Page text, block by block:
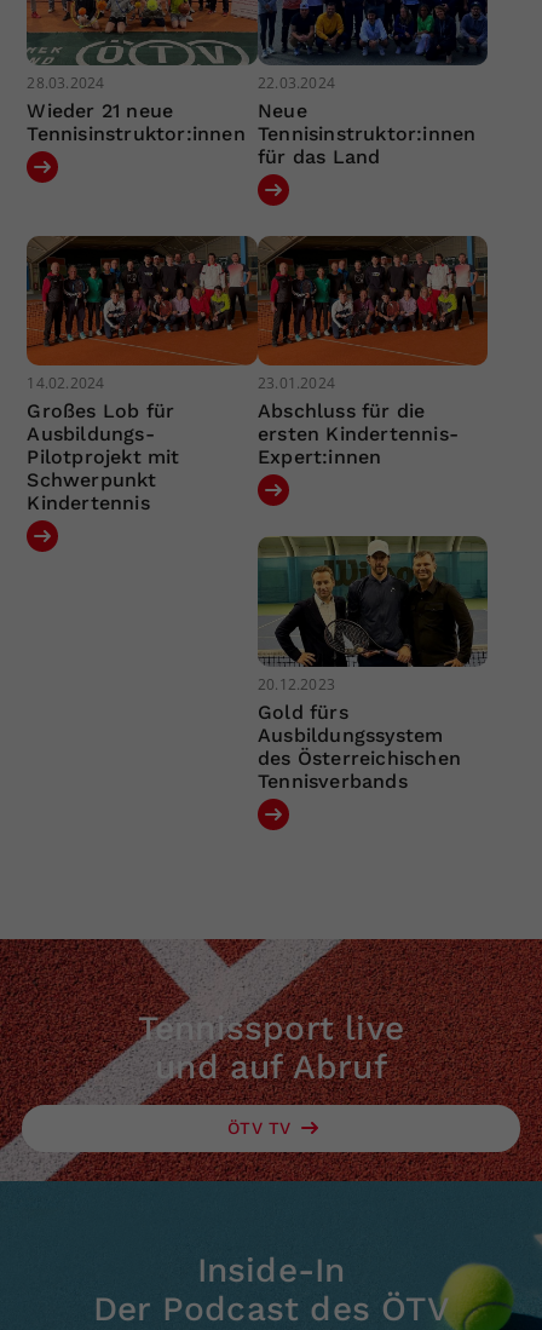
28.03.2024
Wieder 21 neue
Tennisinstruktor:innen
22.03.2024
Neue
Tennisinstruktor:innen
für das Land
14.02.2024
Großes Lob für
Ausbildungs-
Pilotprojekt mit
Schwerpunkt
Kindertennis
23.01.2024
Abschluss für die
ersten Kindertennis-
Expert:innen
20.12.2023
Gold fürs
Ausbildungssystem
des Österreichischen
Tennisverbands
Tennissport live
und auf Abruf
ÖTV TV
Inside-In
Der Podcast des ÖTV